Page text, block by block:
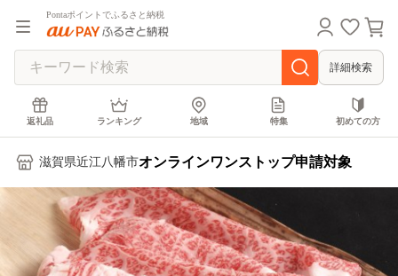
Pontaポイントでふるさと納税
詳細検索
返礼品 ランキング 地域 特集 初めての方
滋賀県近江八幡市オンラインワンストップ申請対象